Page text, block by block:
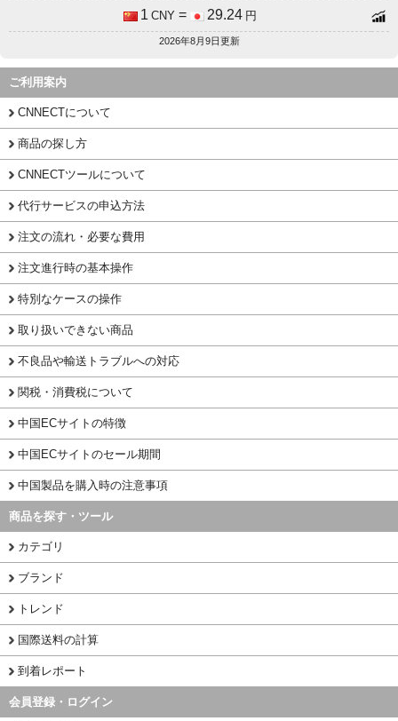
1 CNY = 29.24 円
2026年8月9日更新
ご利用案内
CNNECTについて
商品の探し方
CNNECTツールについて
代行サービスの申込方法
注文の流れ・必要な費用
注文進行時の基本操作
特別なケースの操作
取り扱いできない商品
不良品や輸送トラブルへの対応
関税・消費税について
中国ECサイトの特徴
中国ECサイトのセール期間
中国製品を購入時の注意事項
商品を探す・ツール
カテゴリ
ブランド
トレンド
国際送料の計算
到着レポート
会員登録・ログイン